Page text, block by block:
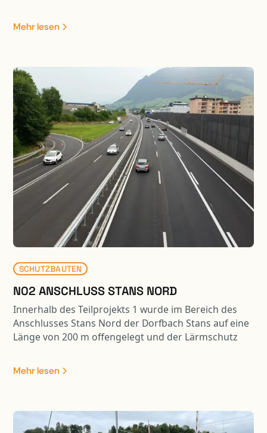
Oberbausanierung inkl. Materialersatz - Sperrschicht
mit AC Rail 16 - Neue Gleisentwässerungen Typ 3b,
Neue Fahrleitungsfundamente - Instandsetzung und
Umbau Bahnübergänge (Strail-Platten,
Kabelschächte, Kabelrohranlage) - Ersatz Zäune und
Fahrzeugrückhaltesysteme - Abschnittslängen:
Oberdorf 640m, Wolfenschiessen 100m, Dörfli
1‘700m.
Mehr lesen
SCHUTZBAUTEN
N02 ANSCHLUSS STANS NORD
Innerhalb des Teilprojekts 1 wurde im Bereich des
Anschlusses Stans Nord der Dorfbach Stans auf eine
Länge von 200 m offengelegt und der Lärmschutz
hat eine Höhe von 4 m bis 7.50 m mit drei
integrierten Hochwasserentlastungen.
Mehr lesen